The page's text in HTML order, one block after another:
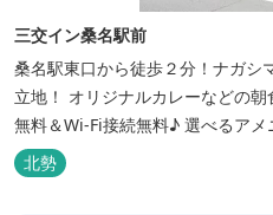
三交イン桑名駅前
桑名駅東口から徒歩２分！ナガシ
立地！ オリジナルカレーなどの
無料＆Wi-Fi接続無料♪ 選べるア
適な滞在をサポート！
北勢